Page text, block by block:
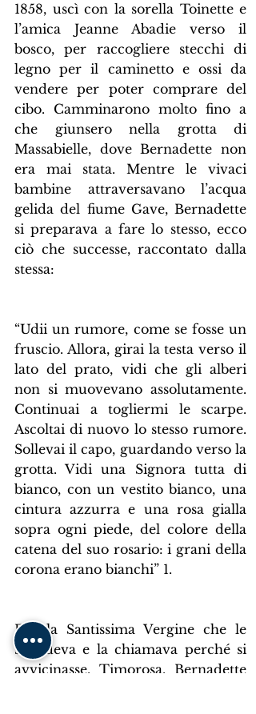
1858, uscì con la sorella Toinette e
l’amica Jeanne Abadie verso il
bosco, per raccogliere stecchi di
legno per il caminetto e ossi da
vendere per poter comprare del
cibo. Camminarono molto fino a
che giunsero nella grotta di
Massabielle, dove Bernadette non
era mai stata. Mentre le vivaci
bambine attraversavano l’acqua
gelida del fiume Gave, Bernadette
si preparava a fare lo stesso, ecco
ciò che successe, raccontato dalla
stessa:
“Udii un rumore, come se fosse un
fruscio. Allora, girai la testa verso il
lato del prato, vidi che gli alberi
non si muovevano assolutamente.
Continuai a togliermi le scarpe.
Ascoltai di nuovo lo stesso rumore.
Sollevai il capo, guardando verso la
grotta. Vidi una Signora tutta di
bianco, con un vestito bianco, una
cintura azzurra e una rosa gialla
sopra ogni piede, del colore della
catena del suo rosario: i grani della
corona erano bianchi” 1.
Era la Santissima Vergine che le
sorrideva e la chiamava perché si
avvicinasse. Timorosa, Bernadette